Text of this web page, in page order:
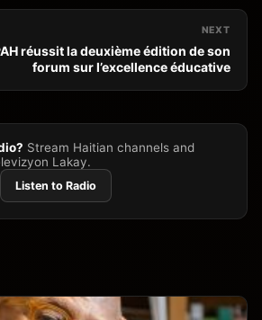
NEXT
réussit la deuxième édition de son
forum sur l’excellence éducative
Stream Haitian channels and
Lakay.
Listen to Radio